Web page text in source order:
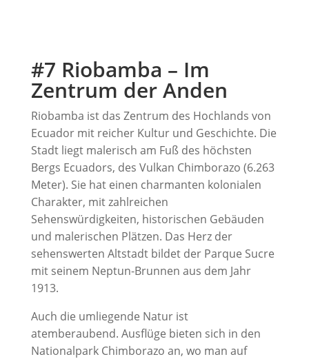
#7 Riobamba – Im
Zentrum der Anden
Riobamba ist das Zentrum des Hochlands von
Ecuador mit reicher Kultur und Geschichte. Die
Stadt liegt malerisch am Fuß des höchsten
Bergs Ecuadors, des Vulkan Chimborazo (6.263
Meter). Sie hat einen charmanten kolonialen
Charakter, mit zahlreichen
Sehenswürdigkeiten, historischen Gebäuden
und malerischen Plätzen. Das Herz der
sehenswerten Altstadt bildet der Parque Sucre
mit seinem Neptun-Brunnen aus dem Jahr
1913.
Auch die umliegende Natur ist
atemberaubend. Ausflüge bieten sich in den
Nationalpark Chimborazo an, wo man auf